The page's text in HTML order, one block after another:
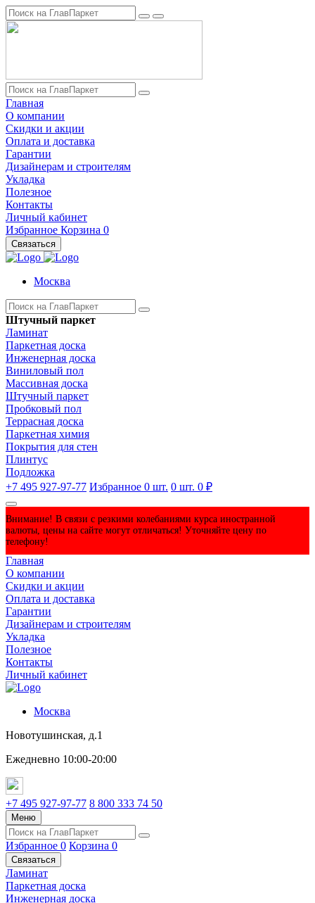
Главная
О компании
Скидки и акции
Оплата и доставка
Гарантии
Дизайнерам и строителям
Укладка
Полезное
Контакты
Личный кабинет
Избранное Корзина 0
Связаться
Москва
Штучный паркет
Ламинат
Паркетная доска
Инженерная доска
Виниловый пол
Массивная доска
Штучный паркет
Пробковый пол
Террасная доска
Паркетная химия
Покрытия для стен
Плинтус
Подложка
+7 495 927-97-77 Избранное 0 шт. 0 шт. 0 ₽
Внимание! В связи с резкими колебаниями курса иностранной
валюты, цены на сайте могут отличаться! Уточняйте цену по
телефону!
Главная
О компании
Скидки и акции
Оплата и доставка
Гарантии
Дизайнерам и строителям
Укладка
Полезное
Контакты
Личный кабинет
Москва
Новотушинская, д.1
Ежедневно 10:00-20:00
+7 495 927-97-77 8 800 333 74 50
Меню
Избранное 0 Корзина 0
Связаться
Ламинат
Паркетная доска
Инженерная доска